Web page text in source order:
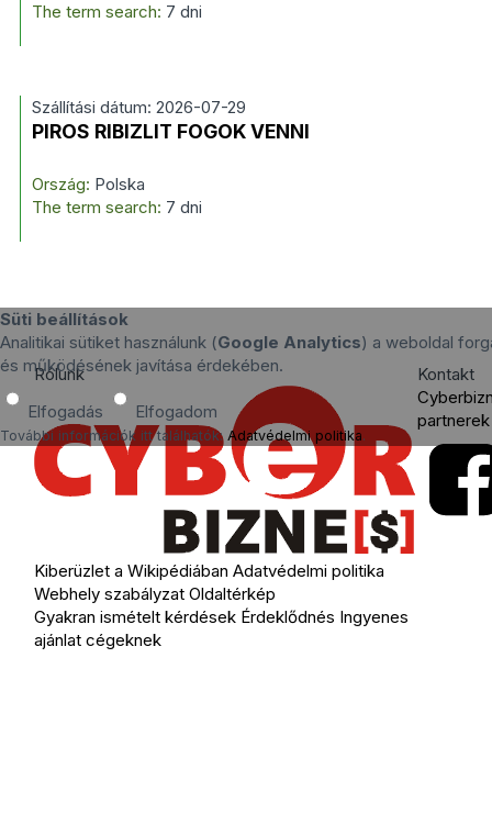
The term search: 7 dni
Szállítási dátum: 2026-07-29
PIROS RIBIZLIT FOGOK VENNI
Ország: Polska
The term search: 7 dni
Süti beállítások
Analitikai sütiket használunk (Google Analytics) a weboldal
és működésének javítása érdekében.
Elfogadás Elfogadom
További információk itt találhatók: Adatvédelmi politika.
Rólunk
Kiberüzlet a Wikipédiában Adatvédelmi politika
Webhely szabályzat Oldaltérkép
Gyakran ismételt kérdések Érdeklődnés Ingyenes
ajánlat cégeknek
Kontakt
partnerek